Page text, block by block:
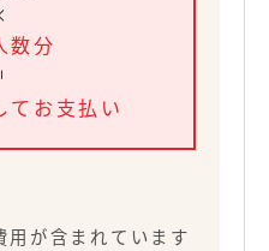
数分
てお支払い
用が含まれています